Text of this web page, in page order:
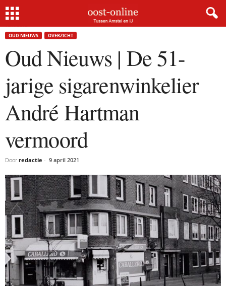
Home
Oud Nieuws | De 51-jarige sigarenwinkelier André Hartman
vermoord
OUD NIEUWS OVERZICHT
Oud Nieuws | De 51-
jarige sigarenwinkelier
André Hartman
vermoord
Door redactie - 9 april 2021